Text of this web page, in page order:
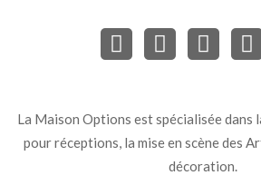
La Maison Options est spécialisée dans
pour réceptions, la mise en scène des
décoration.